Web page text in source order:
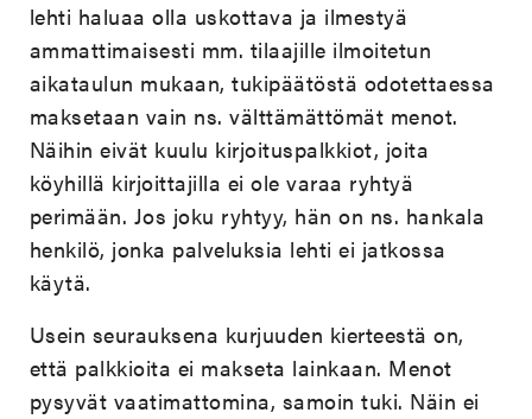
lehti haluaa olla uskottava ja ilmestyä
ammattimaisesti mm. tilaajille ilmoitetun
aikataulun mukaan, tukipäätöstä odotettaessa
maksetaan vain ns. välttämättömät menot.
Näihin eivät kuulu kirjoituspalkkiot, joita
köyhillä kirjoittajilla ei ole varaa ryhtyä
perimään. Jos joku ryhtyy, hän on ns. hankala
henkilö, jonka palveluksia lehti ei jatkossa
käytä.
Usein seurauksena kurjuuden kierteestä on,
että palkkioita ei makseta lainkaan. Menot
pysyvät vaatimattomina, samoin tuki. Näin ei